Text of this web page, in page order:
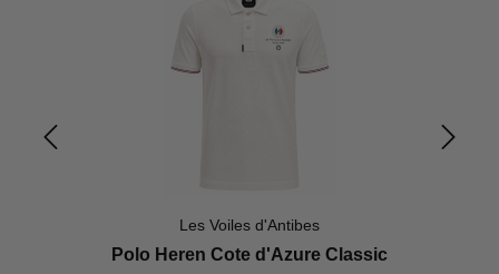
Les Voiles d'Antibes
Polo Heren Cote d'Azure Classic